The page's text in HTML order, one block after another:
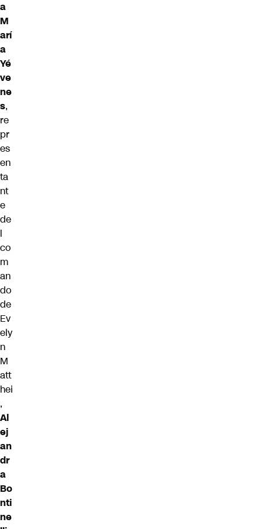
a
M
arí
a
Yé
ve
ne
s,
re
pr
es
en
ta
nt
e
de
l
co
m
an
do
de
Ev
ely
n
M
att
hei
,
Al
ej
an
dr
a
Bo
nti
ne